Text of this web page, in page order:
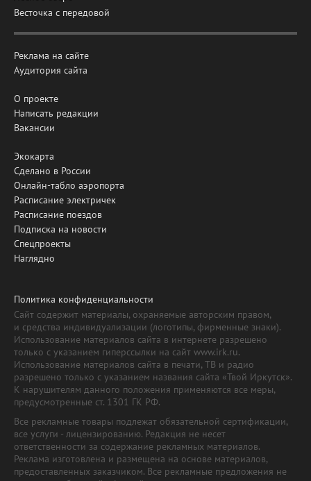
Весточка с передовой
Реклама на сайте
Аудитория сайта
О проекте
Написать редакции
Вакансии
Экокарта
Сделано в России
Онлайн-табло аэропорта
Расписание электричек
Расписание поездов
Подписка на новости
Спецпроекты
Наглядно
Политика конфиденциальности
Сайт содержит материалы, охраняемые авторским правом,
и средства индивидуализации (логотипы, фирменные знаки).
Использование материалов сайта в интернете разрешено
только с указанием гиперссылки на сайт www.irk.ru.
Использование материалов сайта в печати, ТВ и радио
разрешено только с указанием названия сайта «Твой Иркутск».
К нарушителям данного положения применяются все меры,
предусмотренные ст. 1301 ГК РФ.
Все рекламные товары подлежат обязательной сертификации,
все услуги - лицензированию. Редакция не несет
ответственности за содержание рекламных материалов.
Реклама изготовлена и размещена на основе материалов,
предоставленных заказчиком. Все рекламные предложения не